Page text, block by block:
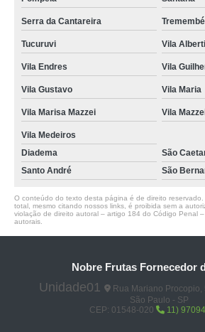
Serra da Cantareira Tremembé
Tucuruvi Vila
Vila Endres Vila
Vila Gustavo Vila Maria
Vila Marisa Mazzei Vila
Vila Medeiros
Diadema
São
Santo André
São
O conteúdo do texto desta página é de direito
total, mesmo citando nossos links, é proibida sem a
violação de direito autoral – artigo 184 do Código Penal –
autorais
Nobre Frutas Fornecedor
Unidade01
Rua Mariano
São Paulo - SP
CEP: 01548-020
11)